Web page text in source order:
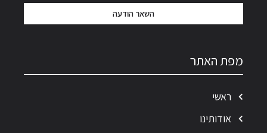
השאר הודעה
מפת האתר
ראשי
אודותינו